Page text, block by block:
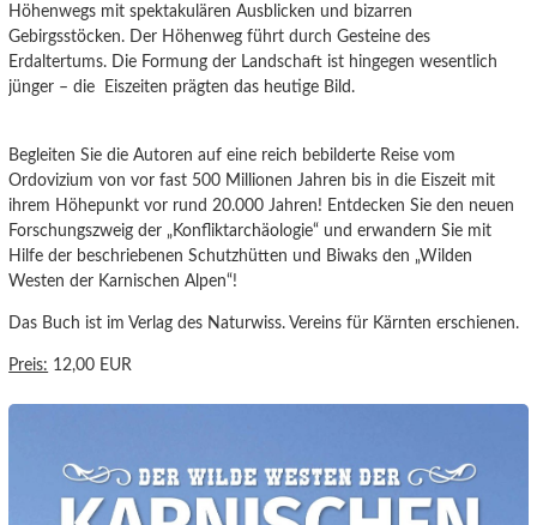
Höhenwegs mit spektakulären Ausblicken und bizarren
Gebirgsstöcken. Der Höhenweg führt durch Gesteine des
Erdaltertums. Die Formung der Landschaft ist hingegen wesentlich
jünger – die Eiszeiten prägten das heutige Bild.
Begleiten Sie die Autoren auf eine reich bebilderte Reise vom
Ordovizium von vor fast 500 Millionen Jahren bis in die Eiszeit mit
ihrem Höhepunkt vor rund 20.000 Jahren! Entdecken Sie den neuen
Forschungszweig der „Konfliktarchäologie“ und erwandern Sie mit
Hilfe der beschriebenen Schutzhütten und Biwaks den „Wilden
Westen der Karnischen Alpen“!
Das Buch ist im Verlag des Naturwiss. Vereins für Kärnten erschienen.
Preis: 12,00 EUR